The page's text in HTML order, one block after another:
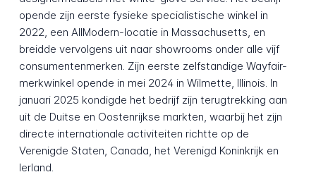
opende zijn eerste fysieke specialistische winkel in
2022, een AllModern-locatie in Massachusetts, en
breidde vervolgens uit naar showrooms onder alle vijf
consumentenmerken. Zijn eerste zelfstandige Wayfair-
merkwinkel opende in mei 2024 in Wilmette, Illinois. In
januari 2025 kondigde het bedrijf zijn terugtrekking aan
uit de Duitse en Oostenrijkse markten, waarbij het zijn
directe internationale activiteiten richtte op de
Verenigde Staten, Canada, het Verenigd Koninkrijk en
Ierland.